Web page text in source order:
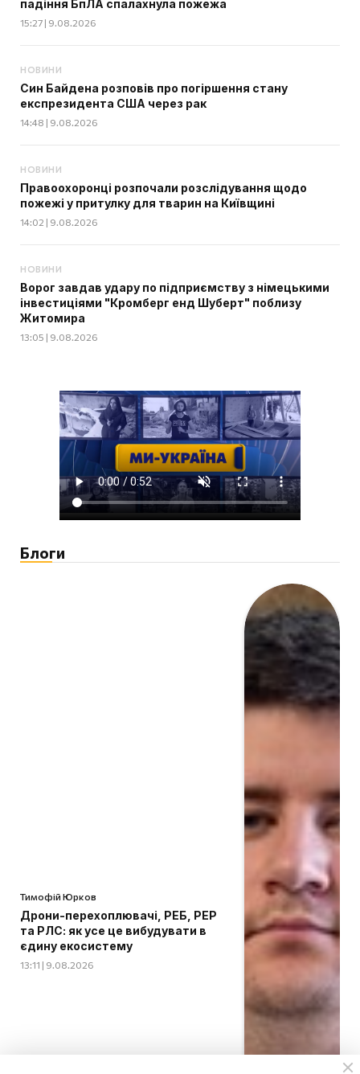
падіння БпЛА спалахнула пожежа
15:27 | 9.08.2026
НОВИНИ
Син Байдена розповів про погіршення стану
експрезидента США через рак
14:48 | 9.08.2026
НОВИНИ
Правоохоронці розпочали розслідування щодо
пожежі у притулку для тварин на Київщині
14:02 | 9.08.2026
НОВИНИ
Ворог завдав удару по підприємству з німецькими
інвестиціями "Кромберг енд Шуберт" поблизу
Житомира
13:05 | 9.08.2026
Блоги
Тимофій Юрков
Дрони-перехоплювачі, РЕБ, РЕР
та РЛС: як усе це вибудувати в
єдину екосистему
13:11 | 9.08.2026